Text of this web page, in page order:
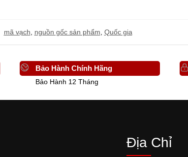
mã vạch, nguồn gốc sản phẩm, Quốc gia
Bảo Hành Chính Hãng
Bảo Hành 12 Tháng
Địa Chỉ